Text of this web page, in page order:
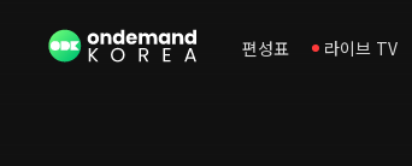
편성표 라이브 TV